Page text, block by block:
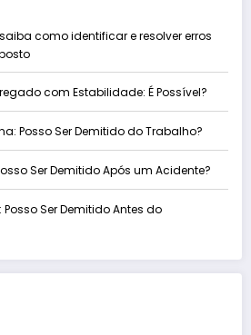
como identificar e resolver erros
com Estabilidade: É Possível?
Posso Ser Demitido do Trabalho?
Ser Demitido Após um Acidente?
Ser Demitido Antes do